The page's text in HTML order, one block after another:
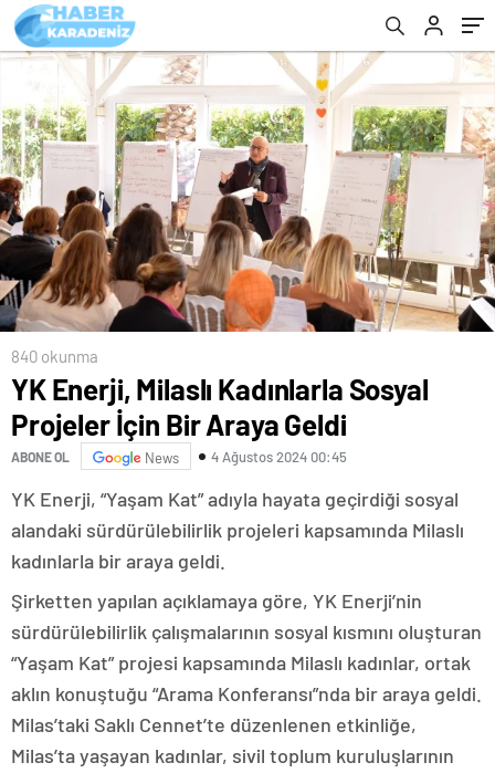
840 okunma
YK Enerji, Milaslı Kadınlarla Sosyal
Projeler İçin Bir Araya Geldi
ABONE OL News 4 Ağustos 2024 00:45
YK Enerji, “Yaşam Kat” adıyla hayata geçirdiği sosyal
alandaki sürdürülebilirlik projeleri kapsamında Milaslı
kadınlarla bir araya geldi.
Şirketten yapılan açıklamaya göre, YK Enerji’nin
sürdürülebilirlik çalışmalarının sosyal kısmını oluşturan
“Yaşam Kat” projesi kapsamında Milaslı kadınlar, ortak
aklın konuştuğu “Arama Konferansı”nda bir araya geldi.
Milas’taki Saklı Cennet’te düzenlenen etkinliğe,
Milas’ta yaşayan kadınlar, sivil toplum kuruluşlarının